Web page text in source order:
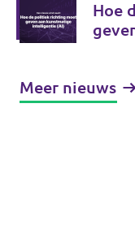
Hoe
Meer nieuws